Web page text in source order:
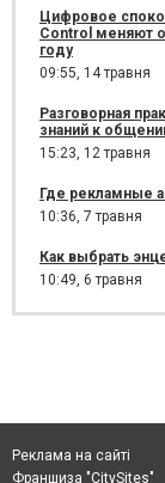
Цифровое
Control меняют
году
09:55, 14 травня
Разговорная
знаний к
15:23, 12 травня
Где рекламные
10:36, 7 травня
Как выбрать
10:49, 6 травня
Реклама на сайті
Франшиза "CitySites"